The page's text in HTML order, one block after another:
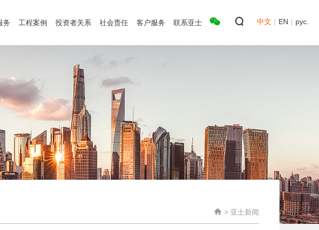
务 工程案例 投资者关系 社会责任 客户服务 联系亚士 中文 | EN | рус.
 > 亚士新闻